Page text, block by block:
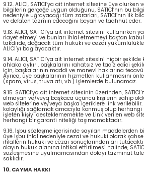
9.12. ALICI, SATICI’ya ait internet sitesine üye
bilgilerin gerçeğe uygun olduğunu, SATICI’nın bu
nedeniyle uğrayacağı tüm zararları, SATICI’nın ilk
ve defaten tazmin edeceğini beyan ve taahhüt eder.
9.13. ALICI, SATICI’ya ait internet sitesini
riayet etmeyi ve bunları ihlal etmemeyi baştan
takdirde, doğacak tüm hukuki ve cezai
ALICI’yı bağlayacaktır.
9.14. ALICI, SATICI’ya ait internet sitesini hiçbir
ahlaka aykırı, başkalarını rahatsız ve taciz edici
için, başkalarının maddi ve manevi haklarına
Ayrıca, üye başkalarının hizmetleri kullanmasını
(spam, virus, truva atı, vb.) işlemlerde bulunamaz.
9.15. SATICI’ya ait internet sitesinin üzerinden,
olmayan ve/veya başkaca üçüncü kişilerin sahip
web sitelerine ve/veya başka içeriklere link verilebilir.
kolaylığı sağlamak amacıyla konmuş olup
işleten kişiyi desteklememekte ve Link verilen web
herhangi bir garanti niteliği taşımamaktadır.
9.16. İşbu sözleşme içerisinde sayılan maddelerden
üye işbu ihlal nedeniyle cezai ve hukuki olarak
ihlallerin hukuki ve cezai sonuçlarından ari
olayın hukuk alanına intikal ettirilmesi halinde,
sözleşmesine uyulmamasından dolayı tazminat
saklıdır.
10. CAYMA HAKKI